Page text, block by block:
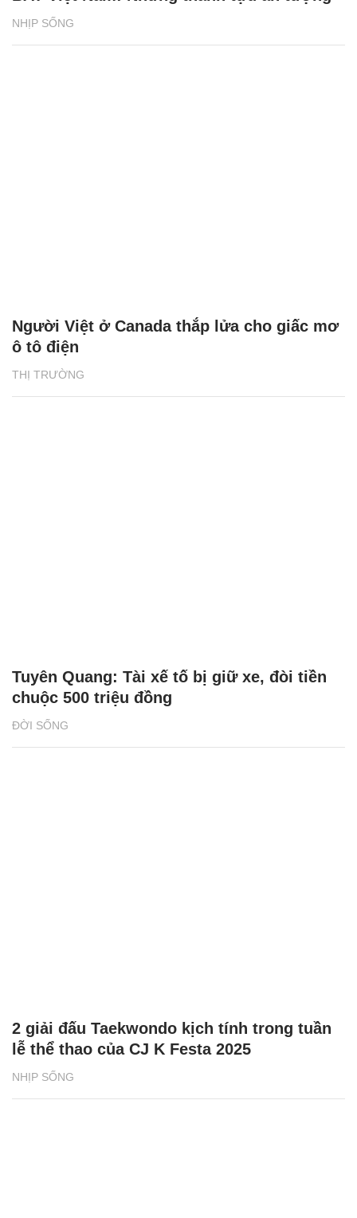
NHỊP SỐNG
THỊ TRƯỜNG
Người Việt ở Canada thắp lửa cho giấc mơ
ô tô điện
ĐỜI SỐNG
Tuyên Quang: Tài xế tố bị giữ xe, đòi tiền
chuộc 500 triệu đồng
NHỊP SỐNG
2 giải đấu Taekwondo kịch tính trong tuần
lễ thể thao của CJ K Festa 2025